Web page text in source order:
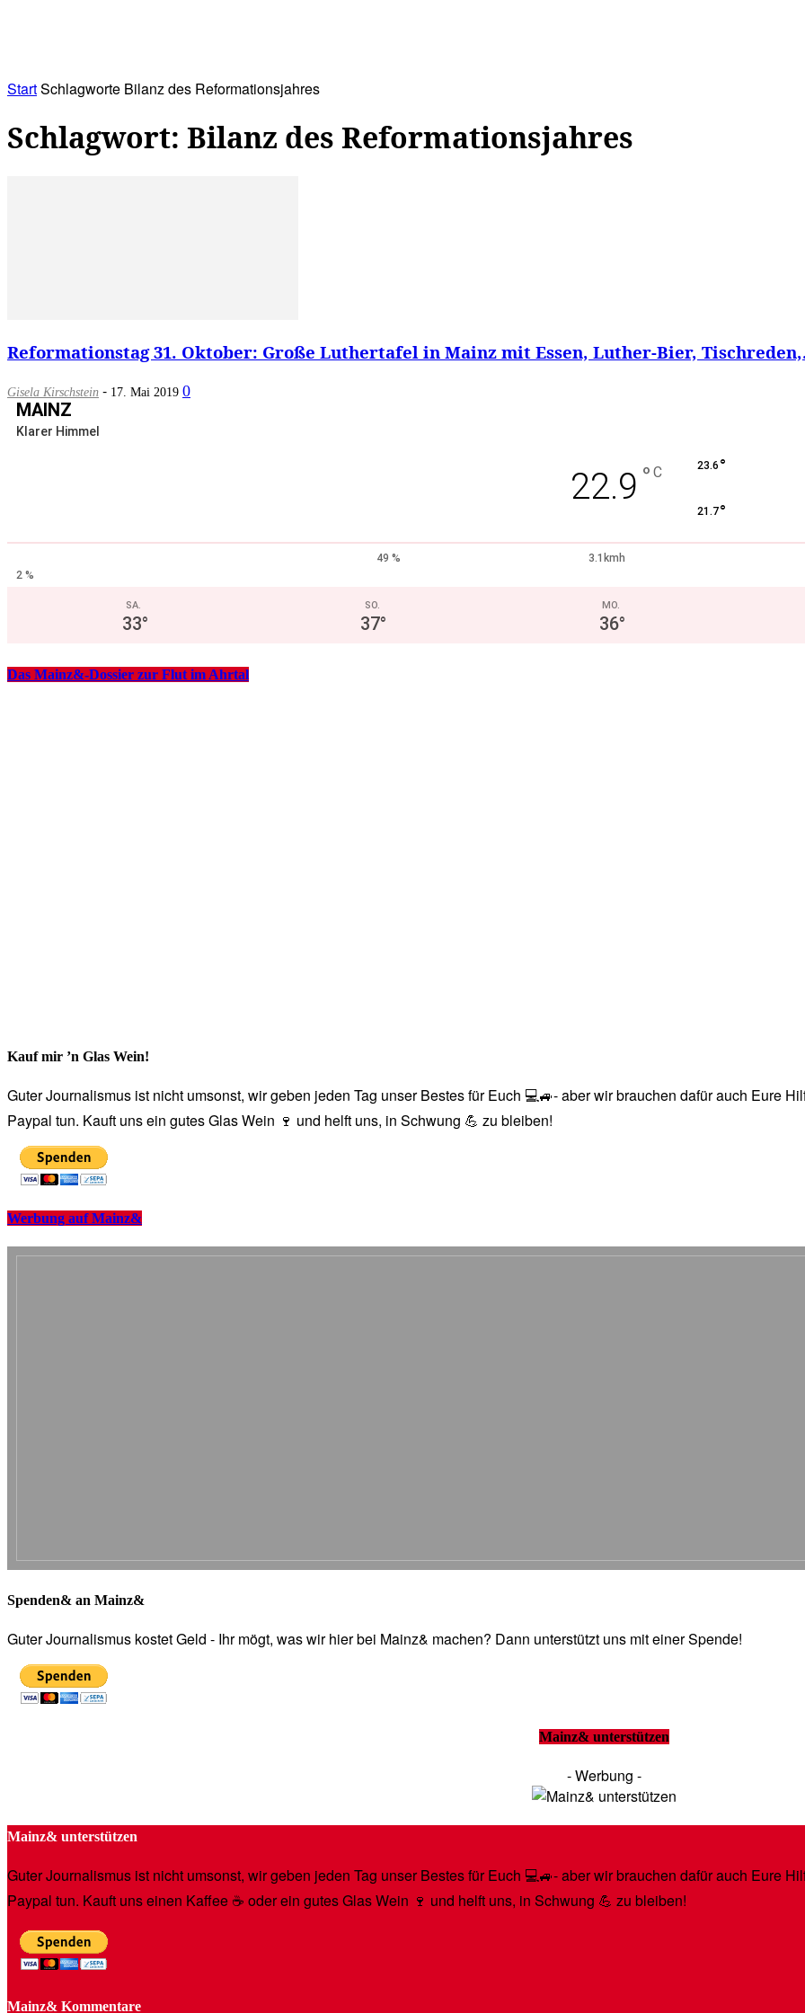
StartSchlagworte Bilanz des Reformationsjahres
Schlagwort: Bilanz des Reformationsjahres
Reformationstag 31. Oktober: Große Luthertafel in Mainz mit Essen, Luther-Bier,
Gisela Kirschstein - 17. Mai 2019 0
MAINZ
Klarer Himmel
22.9 ° C 23.6 °
21.7°
49 %
3.1kmh
2 %
SA.
33°
SO.
37°
MO.
36°
Das Mainz&-Dossier zur Flut im Ahrtal
Kauf mir ’n Glas Wein!
Guter Journalismus ist nicht umsonst, wir geben jeden Tag unser Bestes für Euch 💻🚙- aber wir brauchen dafür auch Eure
Paypal tun. Kauft uns ein gutes Glas Wein 🍷 und helft uns, in Schwung 💪 zu bleiben!
Werbung auf Mainz&
Spenden& an Mainz&
Guter Journalismus kostet Geld - Ihr mögt, was wir hier bei Mainz& machen? Dann unterstützt uns mit einer Spende!
Mainz& unterstützen
- Werbung -
Mainz& unterstützen
Guter Journalismus ist nicht umsonst, wir geben jeden Tag unser Bestes für Euch 💻🚙- aber wir brauchen dafür auch Eure
Paypal tun. Kauft uns einen Kaffee ☕️ oder ein gutes Glas Wein 🍷 und helft uns, in Schwung 💪 zu bleiben!
Mainz& Kommentare